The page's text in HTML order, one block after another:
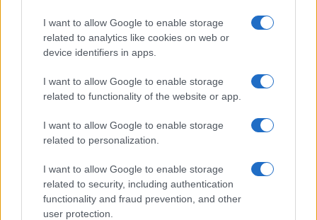
I want to allow Google to enable storage
related to analytics like cookies on web or
device identifiers in apps.
I want to allow Google to enable storage
related to functionality of the website or app.
I want to allow Google to enable storage
related to personalization.
I want to allow Google to enable storage
related to security, including authentication
functionality and fraud prevention, and other
user protection.
Guía para comparar créditos: TIN, TAE y comisiones
Marta Ruiz · 8 Ago 2026